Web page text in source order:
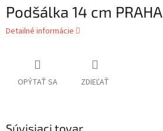
Podšálka 14 cm PRAHA
Detailné informácie
OPÝTAŤ SA ZDIEĽAŤ
Súvisiaci tovar